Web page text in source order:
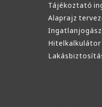
Tájékoztató
Alaprajz
Hitelkalkulátor